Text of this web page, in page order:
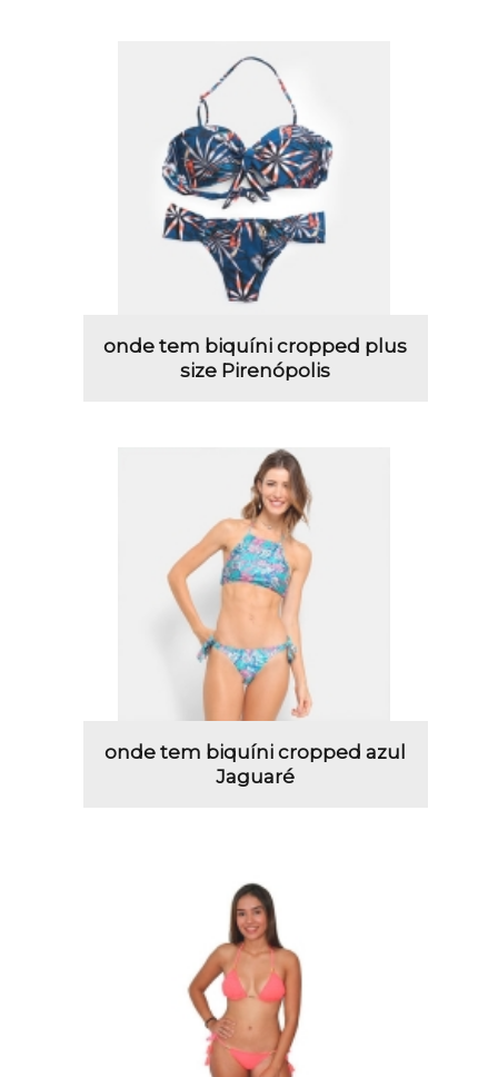
onde tem biquíni cropped plus
size Pirenópolis
onde tem biquíni cropped azul
Jaguaré